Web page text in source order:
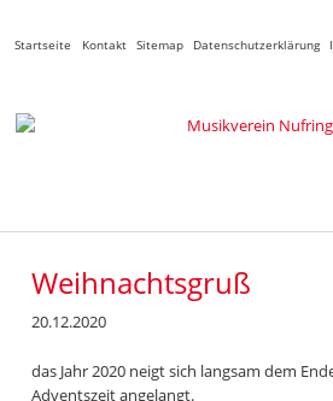
Navigation
Startseite Kontakt Sitemap Datenschutzerklärung
Weihnachtsgruß
20.12.2020
das Jahr 2020 neigt sich langsam dem
Adventszeit angelangt.